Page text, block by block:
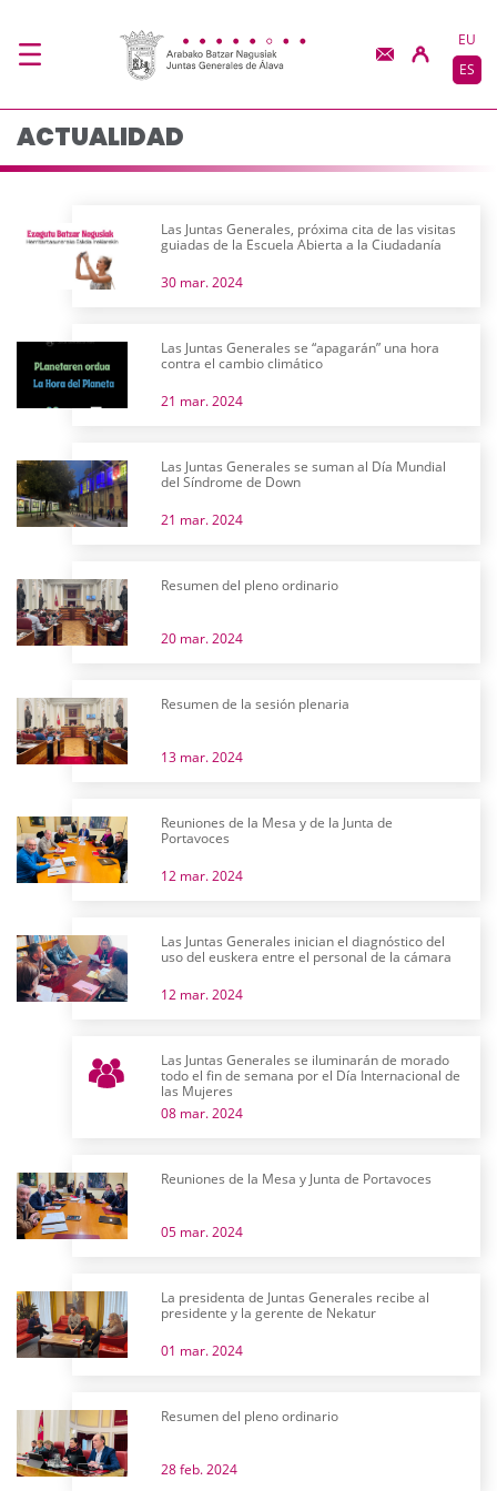
Actualidad - JJGG-
EU
ES
ACTUALIDAD
Las Juntas Generales, próxima cita de las visitas
guiadas de la Escuela Abierta a la Ciudadanía
30 mar. 2024
Las Juntas Generales se “apagarán” una hora
contra el cambio climático
21 mar. 2024
Las Juntas Generales se suman al Día Mundial
del Síndrome de Down
21 mar. 2024
Resumen del pleno ordinario
20 mar. 2024
Resumen de la sesión plenaria
13 mar. 2024
Reuniones de la Mesa y de la Junta de
Portavoces
12 mar. 2024
Las Juntas Generales inician el diagnóstico del
uso del euskera entre el personal de la cámara
12 mar. 2024
Las Juntas Generales se iluminarán de morado
todo el fin de semana por el Día Internacional de
las Mujeres
08 mar. 2024
Reuniones de la Mesa y Junta de Portavoces
05 mar. 2024
La presidenta de Juntas Generales recibe al
presidente y la gerente de Nekatur
01 mar. 2024
Resumen del pleno ordinario
28 feb. 2024